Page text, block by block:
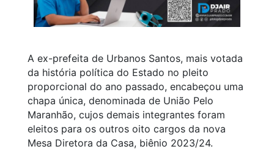
A ex-prefeita de Urbanos Santos, mais votada
da história política do Estado no pleito
proporcional do ano passado, encabeçou uma
chapa única, denominada de União Pelo
Maranhão, cujos demais integrantes foram
eleitos para os outros oito cargos da nova
Mesa Diretora da Casa, biênio 2023/24.